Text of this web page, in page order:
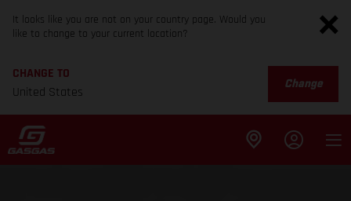
It looks like you are not on your country page. Would you
like to change to your current location?
CHANGE TO
United States
Change